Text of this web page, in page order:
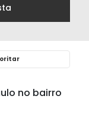
no bairro